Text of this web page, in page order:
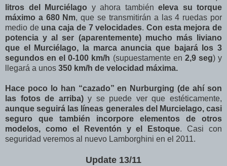
litros del Murciélago y ahora también eleva su torque
máximo a 680 Nm, que se transmitirán a las 4 ruedas por
medio de una caja de 7 velocidades. Con esta mejora de
potencia y al ser (aparentemente) mucho más liviano
que el Murciélago, la marca anuncia que bajará los 3
segundos en el 0-100 km/h (supuestamente en 2,9 seg) y
llegará a unos 350 km/h de velocidad máxima.
Hace poco lo han “cazado” en Nurburging (de ahí son
las fotos de arriba)y se puede ver que estéticamente,
aunque seguirá las líneas generales del Murcielago, casi
seguro que también incorpore elementos de otros
modelos, como el Reventón y el Estoque. Casi con
seguridad veremos al nuevo Lamborghini en el 2011.
Update 13/11